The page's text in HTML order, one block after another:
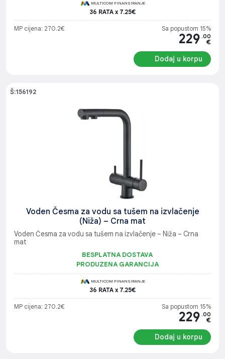
MULTICOM FINANSIRANJE
36 RATA x 7.25€
MP cijena: 270.2€ Sa popustom 15%
229 .00
€
Dodaj u korpu
Š:156192
Voden Česma za vodu sa tušem na izvlačenje
(Niža) – Crna mat
Voden Česma za vodu sa tušem na izvlačenje – Niža – Crna
mat
BESPLATNA DOSTAVA
PRODUZENA GARANCIJA
MULTICOM FINANSIRANJE
36 RATA x 7.25€
MP cijena: 270.2€ Sa popustom 15%
229 .00
€
Dodaj u korpu